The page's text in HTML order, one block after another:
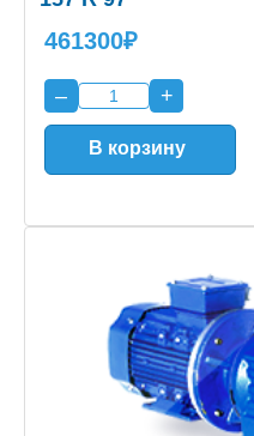
461300₽
– +
В корзину